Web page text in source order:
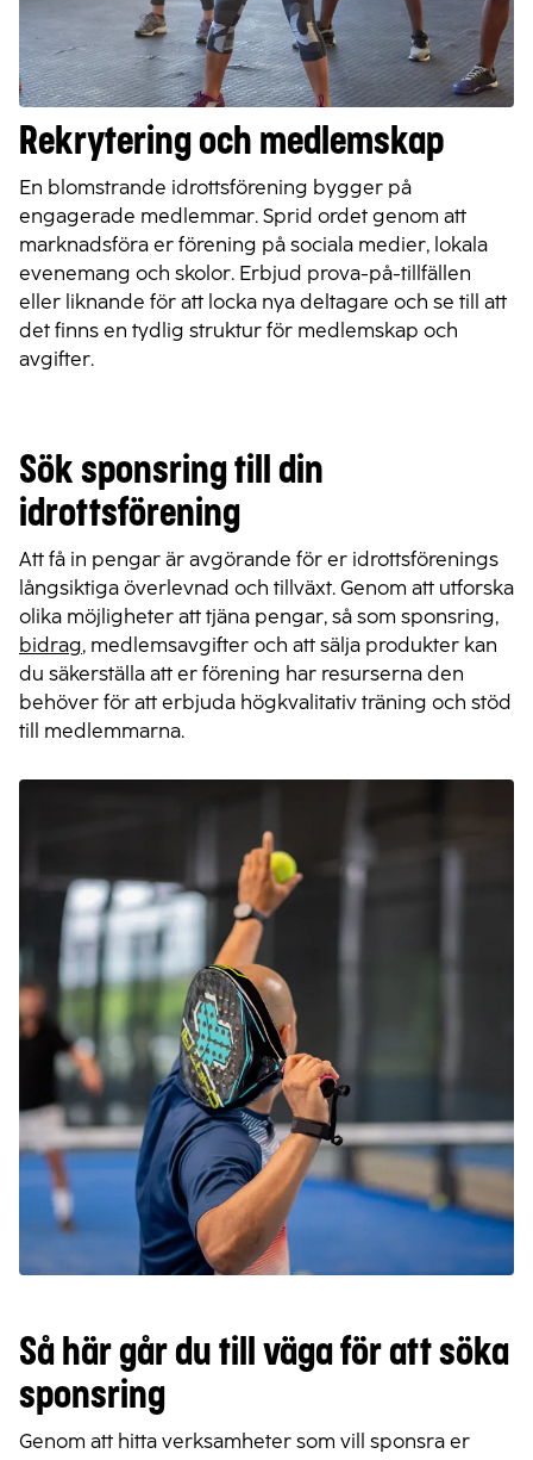
Rekrytering och medlemskap
En blomstrande idrottsförening bygger på
engagerade medlemmar. Sprid ordet genom att
marknadsföra er förening på sociala medier, lokala
evenemang och skolor. Erbjud prova-på-tillfällen
eller liknande för att locka nya deltagare och se till att
det finns en tydlig struktur för medlemskap och
avgifter.
Sök sponsring till din
idrottsförening
Att få in pengar är avgörande för er idrottsförenings
långsiktiga överlevnad och tillväxt. Genom att utforska
olika möjligheter att tjäna pengar, så som sponsring,
bidrag, medlemsavgifter och att sälja produkter kan
du säkerställa att er förening har resurserna den
behöver för att erbjuda högkvalitativ träning och stöd
till medlemmarna.
Så här går du till väga för att söka
sponsring
Genom att hitta verksamheter som vill sponsra er